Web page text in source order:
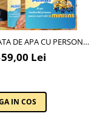
CU PERSONAJ
NUME
59,00 Lei
IN COS